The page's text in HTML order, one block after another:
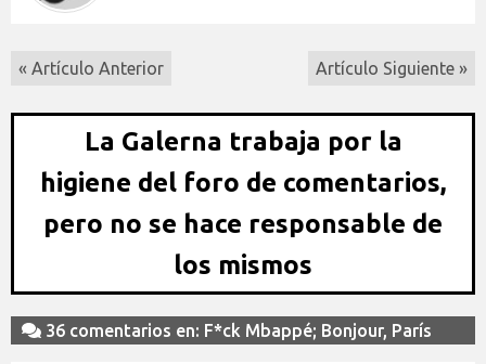
« Artículo Anterior Artículo Siguiente »
La Galerna trabaja por la
higiene del foro de comentarios,
pero no se hace responsable de
los mismos
36 comentarios en: F*ck Mbappé; Bonjour, París